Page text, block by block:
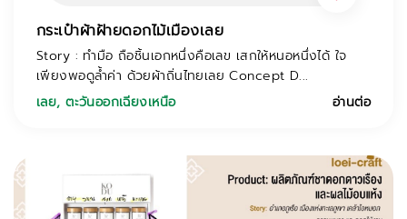
กระเป๋าผ้าฝ้ายดอกไม้เมืองเลย
Story : ทำมือ ถือชิ้นเอกหนึ่งคือเลข เสกให้หนอหนึ่งได้ ใจ
เพียงพอดูล้ำค่า ด้วยผ้าถิ่นไทยเลย Concept D...
เลย,ตะวันออกเฉียงเหนือ อ่านต่อ